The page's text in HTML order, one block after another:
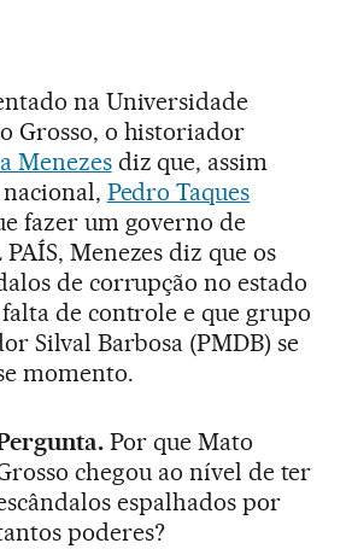
na Universidade
Grosso, o historiador
Menezesdiz que, assim
Pedro Taques
fazer um governo de
Menezes diz que os
de corrupção no estado
de controle e que grupo
Silval Barbosa (PMDB) se
momento.
Por que Mato
chegou ao nível de ter
espalhados por
poderes?